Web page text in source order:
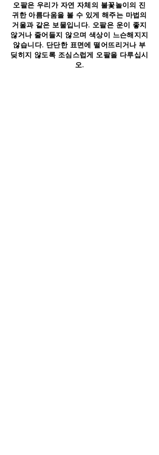
오팔은 우리가 자연 자체의 불꽃놀이의 진
귀한 아름다움을 볼 수 있게 해주는 마법의
거울과 같은 보물입니다. 오팔은 운이 좋지
않거나 줄어들지 않으며 색상이 느슨해지지
않습니다. 단단한 표면에 떨어뜨리거나 부
딪히지 않도록 조심스럽게 오팔을 다루십시
오.